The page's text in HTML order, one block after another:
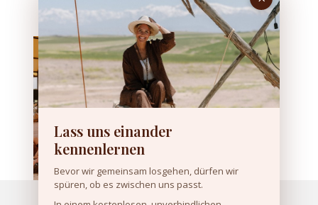
Lass uns einander
kennenlernen
Bevor wir gemeinsam losgehen, dürfen wir
spüren, ob es zwischen uns passt.